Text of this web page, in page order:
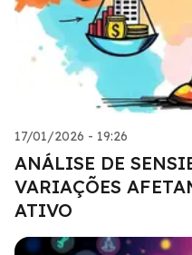
17/01/2026 - 19:26
ANÁLISE DE
VARIAÇÕES
ATIVO